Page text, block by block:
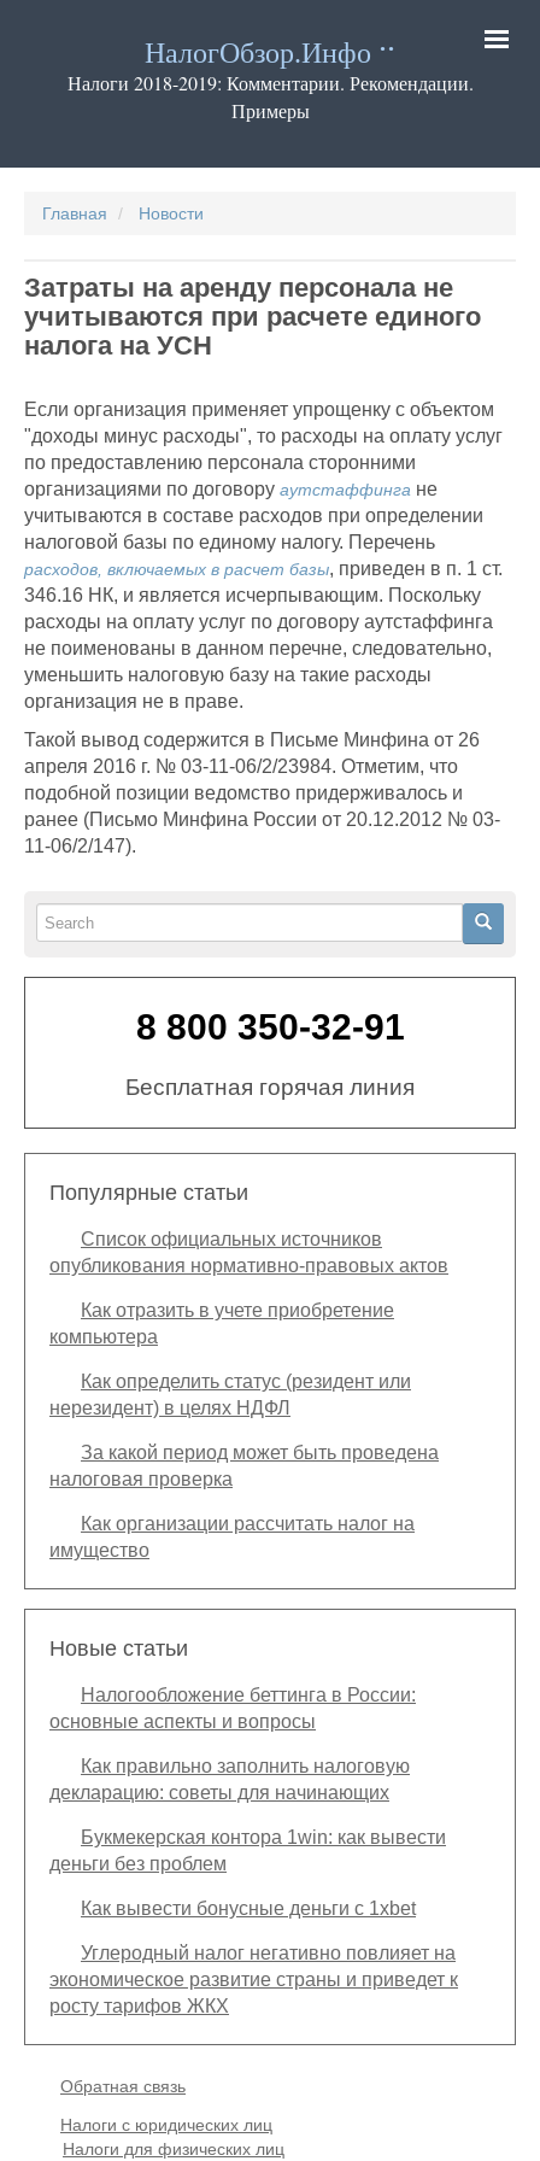
содержанию
НалогОбзор.Инфо
Налоги 2018-2019: Комментарии. Рекомендации.
Примеры
Главная Новости
Затраты на аренду персонала не
учитываются при расчете единого
налога на УСН
Если организация применяет упрощенку с объектом
"доходы минус расходы", то расходы на оплату услуг
по предоставлению персонала сторонними
организациями по договору аутстаффинга не
учитываются в составе расходов при определении
налоговой базы по единому налогу. Перечень
расходов, включаемых в расчет базы, приведен в п. 1 ст.
346.16 НК, и является исчерпывающим. Поскольку
расходы на оплату услуг по договору аутстаффинга
не поименованы в данном перечне, следовательно,
уменьшить налоговую базу на такие расходы
организация не в праве.
Такой вывод содержится в Письме Минфина от 26
апреля 2016 г. № 03-11-06/2/23984. Отметим, что
подобной позиции ведомство придерживалось и
ранее (Письмо Минфина России от 20.12.2012 № 03-
11-06/2/147).
Search Search
8 800 350-32-91
Бесплатная горячая линия
Популярные статьи
Список официальных источников
опубликования нормативно-правовых актов
Как отразить в учете приобретение
компьютера
Как определить статус (резидент или
нерезидент) в целях НДФЛ
За какой период может быть проведена
налоговая проверка
Как организации рассчитать налог на
имущество
Новые статьи
Налогообложение беттинга в России:
основные аспекты и вопросы
Как правильно заполнить налоговую
декларацию: советы для начинающих
Букмекерская контора 1win: как вывести
деньги без проблем
Как вывести бонусные деньги с 1xbet
Углеродный налог негативно повлияет на
экономическое развитие страны и приведет к
росту тарифов ЖКХ
Подвал
Обратная связь
Основная
навигация
Налоги с юридических лиц
Налоги для физических лиц